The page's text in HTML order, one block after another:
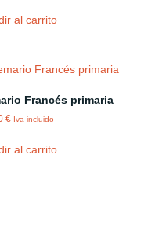
al carrito
Francés primaria
€ Iva incluido
al carrito